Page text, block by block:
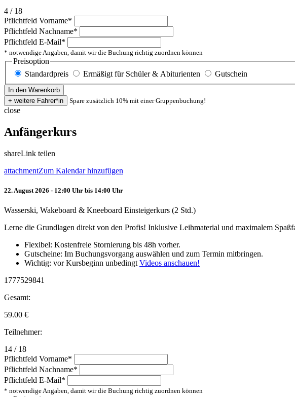
4 / 18
Pflichtfeld Vorname*
Pflichtfeld Nachname*
Pflichtfeld E-Mail*
* notwendige Angaben, damit wir die Buchung richtig zuordnen können
Preisoption
Standardpreis
Ermäßigt für Schüler & Abiturienten Gutschein
Spare zusätzlich 10% mit einer Gruppenbuchung!
close
Anfängerkurs
shareLink teilen
attachmentZum Kalendar hinzufügen
22. August 2026 - 12:00 Uhr bis 14:00 Uhr
Wasserski, Wakeboard & Kneeboard Einsteigerkurs (2 Std.)
Lerne die Grundlagen direkt von den Profis! Inklusive Leihmaterial und maximalem
Flexibel: Kostenfreie Stornierung bis 48h vorher.
Gutscheine: Im Buchungsvorgang auswählen und zum Termin mitbringen.
Wichtig: vor Kursbeginn unbedingtVideos anschauen!
1777529841
Gesamt:
59.00 €
Teilnehmer:
14 / 18
Pflichtfeld Vorname*
Pflichtfeld Nachname*
Pflichtfeld E-Mail*
* notwendige Angaben, damit wir die Buchung richtig zuordnen können